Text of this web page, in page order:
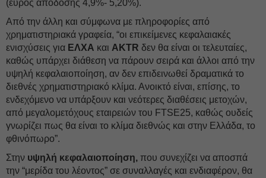
(εύρος απόδοσης 4,9%- 5,20%).
Από την άλλη και σύμφωνα με πληροφορίες από
χρηματιστηριακά γραφεία, “οι επικείμενες κεφαλαιακές
ενισχύσεις για ΕΛΧΑ και AKTR δεν θα είναι οι τελευταίες,
καθώς υπάρχει διάθεση να πάρουν σειρά και άλλοι από την
υψηλή κεφαλαιοποίηση, αν δεν επιδεινωθεί δραματικά το
διεθνές χρηματιστηριακό κλίμα. Ανοικτό είναι, επίσης, το
ενδεχόμενο να υπάρξουν και νεότερες διαθέσεις μετοχών,
από μεγαλομετόχους εταιρειών του FTSE25, καθώς ουδείς
γνωρίζει πως θα είναι το κλίμα διεθνώς και στην Ελλάδα, το
φθινόπωρο”.
Στην υψηλή κεφαλαιοποίηση, που συνεχίζει να αποσπά
την “μερίδα του λέοντος” σε συναλλαγές και ενδιαφέρον, θα